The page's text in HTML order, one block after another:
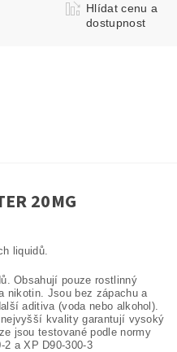
Hlídat cenu a
dostupnost
20MG
liquidů.
Obsahují pouze rostlinný
nikotin. Jsou bez zápachu a
aditiva (voda nebo alkohol).
kvality garantují vysoký
jsou testované podle normy
2 a XP D90-300-3